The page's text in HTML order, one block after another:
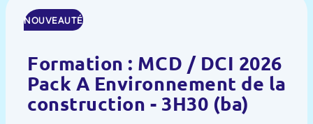
NOUVEAUTÉ
Formation : MCD / DCI 2026
Pack A Environnement de la
construction - 3H30 (ba)